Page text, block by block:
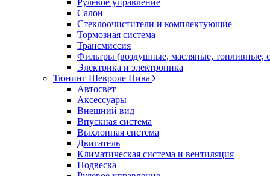
Рулевое управление
Салон
Стеклоочистители и комплектующие
Тормозная система
Трансмиссия
Фильтры (воздушные, масляные, топливные,
Электрика и электроника
Тюнинг Шевроле Нива
Автосвет
Аксессуары
Внешний вид
Впускная система
Выхлопная система
Двигатель
Климатическая система и вентиляция
Подвеска